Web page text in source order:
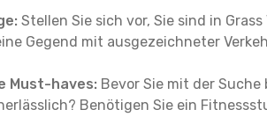
Stellen Sie sich vor, Sie sind in
Gegend mit ausgezeichneter
Must-haves: Bevor Sie mit der
Benötigen Sie ein